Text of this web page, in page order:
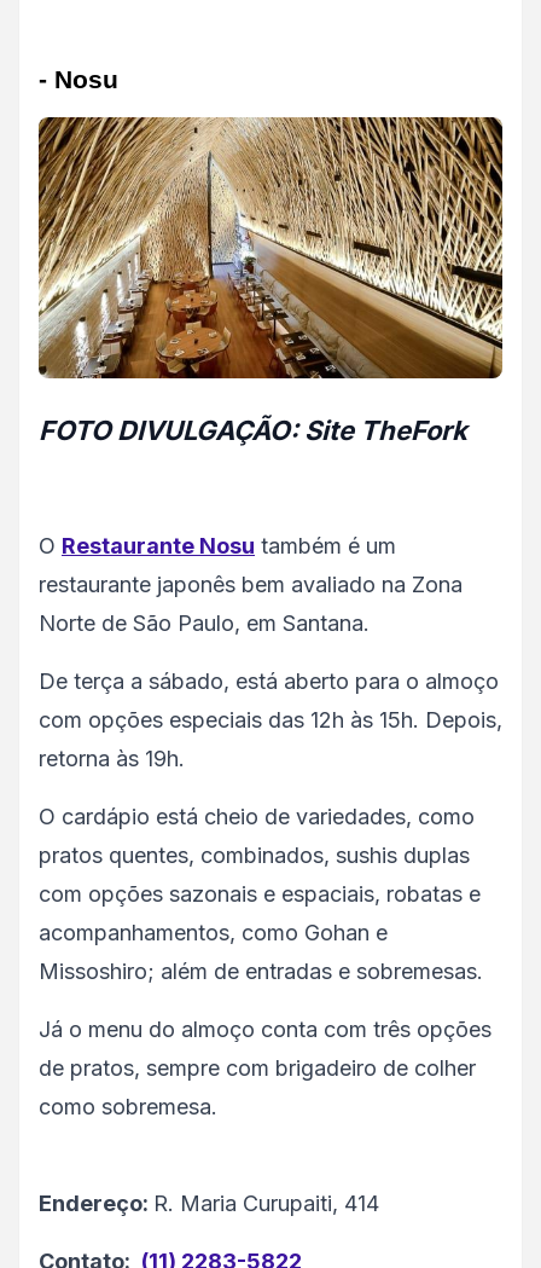
- Nosu
FOTO DIVULGAÇÃO: Site TheFork
O Restaurante Nosu também é um
restaurante japonês bem avaliado na Zona
Norte de São Paulo, em Santana.
De terça a sábado, está aberto para o almoço
com opções especiais das 12h às 15h. Depois,
retorna às 19h.
O cardápio está cheio de variedades, como
pratos quentes, combinados, sushis duplas
com opções sazonais e espaciais, robatas e
acompanhamentos, como Gohan e
Missoshiro; além de entradas e sobremesas.
Já o menu do almoço conta com três opções
de pratos, sempre com brigadeiro de colher
como sobremesa.
Endereço: R. Maria Curupaiti, 414
Contato: (11) 2283-5822